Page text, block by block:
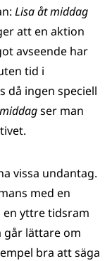
Lisa åt middag
att en aktion
avseende har
tid i
då ingen speciell
ser man
vissa undantag.
med en
en yttre tidsram
lättare om
bra att säga